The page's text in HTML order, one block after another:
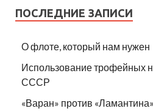
ПОСЛЕДНИЕ ЗАПИСИ
О флоте, который нам нужен
Использование трофейных
СССР
«Варан» против